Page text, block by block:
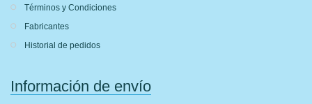
Términos y Condiciones
Fabricantes
Historial de pedidos
Información de envío